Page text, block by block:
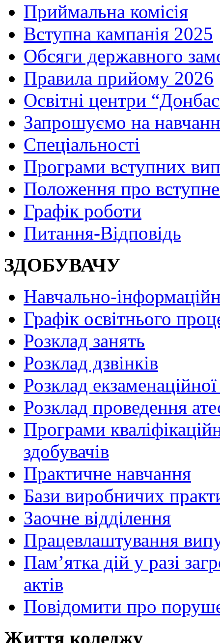
Приймальна комісія
Вступна кампанія 2025
Обсяги державного
Правила прийому 2026
Освітні центри
Запрошуємо на
Спеціальності
Програми вступних
Положення про
Графік роботи
Питання-Відповідь
ЗДОБУВАЧУ
Навчально-
Графік освітнього
Розклад занять
Розклад дзвінків
Розклад екзаменаційної
Розклад проведення
Програми
здобувачів
Практичне навчання
Бази виробничих
Заочне відділення
Працевлаштування
Пам’ятка дій у разі
актів
Повідомити про
Життя коледжу